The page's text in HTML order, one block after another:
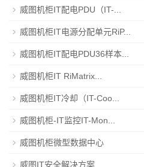
威图机柜IT配电PDU（IT-...
威图机柜IT电源分配单元RiP...
威图机柜IT配电PDU36样本...
威图机柜IT RiMatrix...
威图机柜IT冷却（IT-Coo...
威图机柜-IT监控IT-Mon...
威图机柜微型数据中心
威图IT安全解决方案